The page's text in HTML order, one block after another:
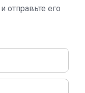
отправьте его